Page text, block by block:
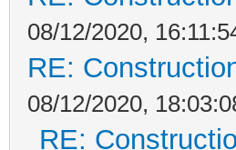
08/12/2020,
RE:
08/12/2020,
RE: